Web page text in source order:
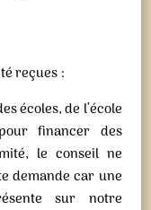
reçues :
écoles, de l’école
financer des
le conseil ne
demande car une
sur notre